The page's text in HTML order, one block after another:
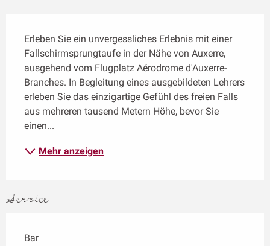
Erleben Sie ein unvergessliches Erlebnis mit einer
Fallschirmsprungtaufe in der Nähe von Auxerre,
ausgehend vom Flugplatz Aérodrome d'Auxerre-
Branches. In Begleitung eines ausgebildeten Lehrers
erleben Sie das einzigartige Gefühl des freien Falls
aus mehreren tausend Metern Höhe, bevor Sie
einen...
Mehr anzeigen
Service
Bar